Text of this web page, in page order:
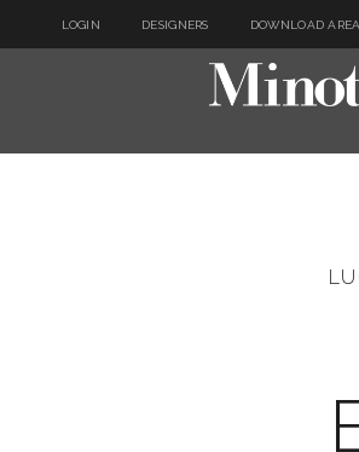
LOGIN DESIGNERS DOWNLOAD AREA